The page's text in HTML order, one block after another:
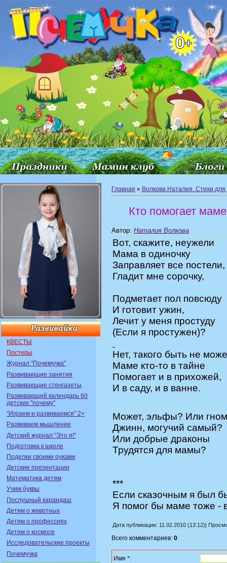
КВЕСТЫ
Постеры
Журнал "Почемучка"
Развивающие занятия
Развивающие стенгазеты
Развивающий календарь 60
детских "почему"
"Играем и развиваемся" 2+
Развиваем мышление
Детский журнал "Это я!"
Подготовка к школе
Поделки своими руками
Детские презентации
Математика детям
Учим буквы
Послушный карандаш
Детям о животных
Детям о профессиях
Детям о космосе
Исследовательские проекты
Почемучка
Главная » Волкова Наталия. Стихи для
Кто помогает
Автор: Наталия Волкова
Вот, скажите, неужели
Мама в одиночку
Заправляет все постели,
Гладит мне сорочку,
Подметает пол повсюду
И готовит ужин,
Лечит у меня простуду
(Если я простужен)?
Нет, такого быть не
Маме кто-то в тайне
Помогает и в прихожей,
И в саду, и в ванне.
Может, эльфы? Или
Джинн, могучий самый?
Или добрые драконы
Трудятся для мамы?
***
Если сказочным я был
Я помог бы маме тоже -
Дата публикации: 11.02.2010 (13:12)|
Всего комментариев: 0
Имя *: